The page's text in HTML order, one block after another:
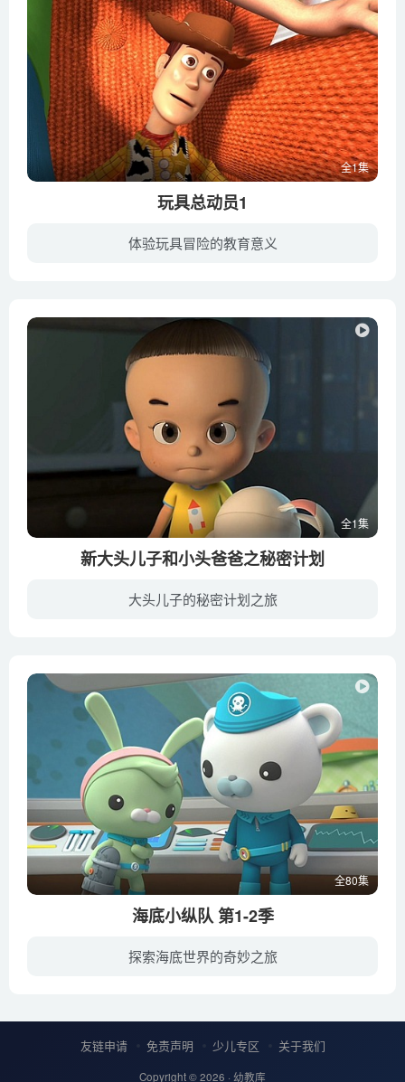
全1集
玩具总动员1
体验玩具冒险的教育意义
全1集
新大头儿子和小头爸爸之秘密计划
大头儿子的秘密计划之旅
全80集
海底小纵队 第1-2季
探索海底世界的奇妙之旅
友链申请 免责声明 少儿专区 关于我们
Copyright © 2026 · 幼教库